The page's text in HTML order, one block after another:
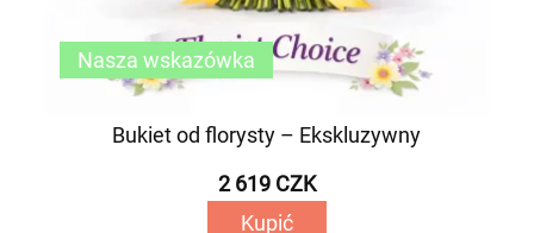
Bukiet od florysty – Ekskluzywny
2 619 CZK
Kupić
Nasza wskazówka